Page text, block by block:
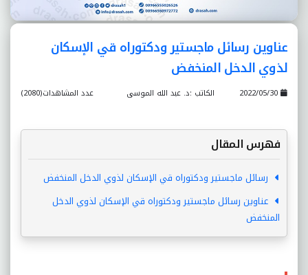
عناوين رسائل ماجستير ودكتوراه قي الإسكان
لذوي الدخل المنخفض
عدد المشاهدات(2080) الكاتب :د. عبد الله الموسى
فهرس المقال
رسائل ماجستير ودكتوراه قي الإسكان لذوي الدخل المنخفض
عناوين رسائل ماجستير ودكتوراه قي الإسكان لذوي الدخل
المنخفض